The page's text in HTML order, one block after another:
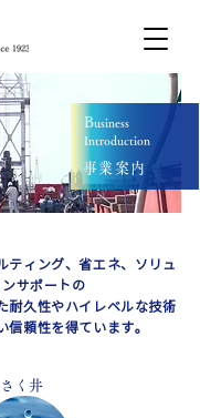
Business
Introduction
事業案内
ティング、省エネ、ソリュ
サポートの
耐久性やハイレベルな技術
信頼性を得ています。
さく井